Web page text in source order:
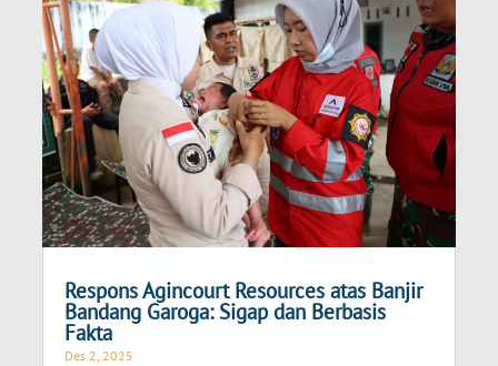
Respons Agincourt Resources atas Banjir
Bandang Garoga: Sigap dan Berbasis
Fakta
Des 2, 2025